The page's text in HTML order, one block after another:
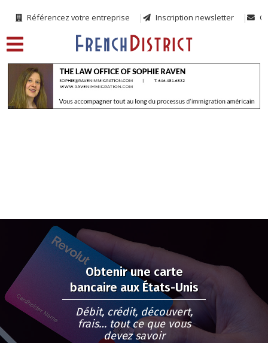
Référencez votre entreprise Inscription newsletter
Obtenir une carte
bancaire aux États-Unis
Débit, crédit, découvert,
frais… tout ce que vous
devez savoir